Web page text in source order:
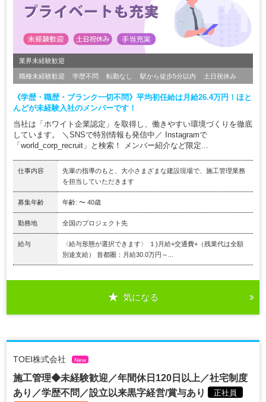
業界未経験歓迎
職種未経験歓迎 学歴不問 転勤なし 駅から徒歩5分以内 土日祝休み
《学歴・職歴・ブランク一切不問》平均初任給は月給26.4万円！ほと
んどが未経験入社のメンバーです！
当社は「ホワイト企業認定」を取得し、働きやすい環境づくりを徹底
しています。 ＼SNSで特別情報も発信中／ Instagramで
「world_corp_recruit」と検索！ メンバー紹介など限定...
仕事内容
先輩の指導のもと、大小さまざまな建設現場で、施工管理業務
を担当していただきます
募集年齢 年齢: 〜 40歳
勤務地 全国のプロジェクト先
給与
〈給与形態が選択できます〉 １)月給+交通費+（残業代は全額
別途支給） 首都圏：月給30.0万円～...
気になる
TOEI株式会社 New
施工管理◆未経験歓迎／年間休日120日以上／社宅制度
あり／学歴不問／設立以来黒字経営/賞与あり
正社員